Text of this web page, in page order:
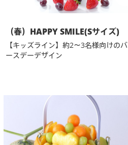
（春）HAPPY SMILE(Sサイズ)
【キッズライン】約2～3名様向けのバ
ースデーデザイン